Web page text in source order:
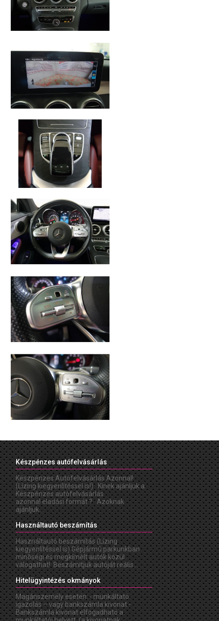
Készpénzes autófelvásárlás
Készpénzes Autófelvásárlás Azonnal!
(Lízing kiegyenlítéssel is!) Kinek ajánljuk a
Készpénzes autófelvásárlás
azonnal eladási formát ? Azoknak
ajánljuk...
Használtautó beszámítás
Használtautó beszámítás (Lízing
kiegyenlítéssel is) Gépjármû parkunkban
minõségi és megkímélt autók közül
válogathat! Beszámítjuk autóját reális...
Hitelügyintézés okmányok
Magánszemély esetén: - munkáltató
igazolás – vagy bankszámla kivonat -
Bankszámla kivonat elfogadható a